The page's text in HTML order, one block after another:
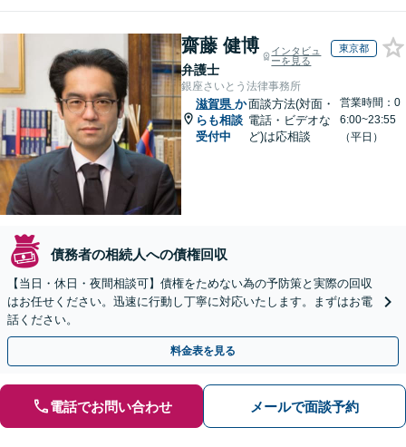
齋藤 健博
弁護士
インタビュ
ーを見る
東京都
銀座さいとう法律事務所
滋賀県 か
らも相談
受付中
面談方法(対面・
電話・ビデオな
ど)は応相談
営業時間：0
6:00~23:55
（平日）
債務者の相続人への債権回収
【当日・休日・夜間相談可】債権をためない為の予防策と実際の回収
はお任せください。迅速に行動し丁寧に対応いたします。まずはお電
話ください。
料金表を見る
電話でお問い合わせ メールで面談予約